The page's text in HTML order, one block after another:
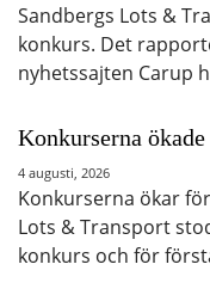
Sandbergs Lots &
konkurs. Det
nyhetssajten Carup
Konkurserna
4 augusti, 2026
Konkurserna ökar
Lots & Transport
konkurs och för